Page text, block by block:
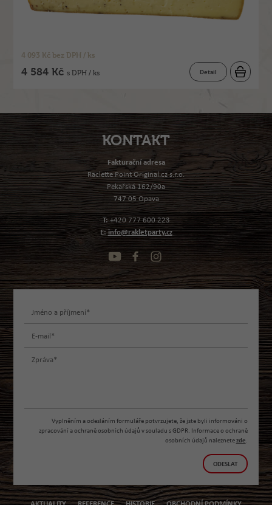
4 093 Kč bez DPH / ks
4 584 Kčs DPH / ks Detail
KONTAKT
Fakturační adresa
Raclette Point Original.cz s.r.o.
Pekařská 162/90a
747 05 Opava
T:+420 777 600 223
E:info@rakletparty.cz
Vyplněním a odesláním formuláře potvrzujete, že jste byli informováni o
zpracování a ochraně osobních údajů v souladu s GDPR. Informace o ochraně
osobních údajů naleznetezde.
ODESLAT